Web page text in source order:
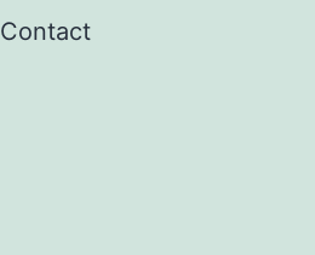
Contact